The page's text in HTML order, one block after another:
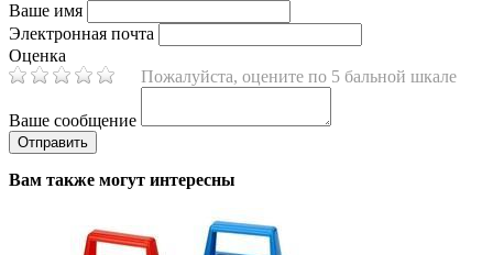
Ваше имя
Электронная почта
Оценка
Пожалуйста, оцените по 5 бальной шкале
Ваше сообщение
Вам также могут интересны